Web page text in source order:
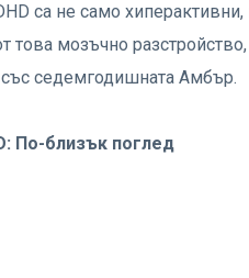
са не само
това мозъчно
седемгодишната Амбър.
По-близък поглед